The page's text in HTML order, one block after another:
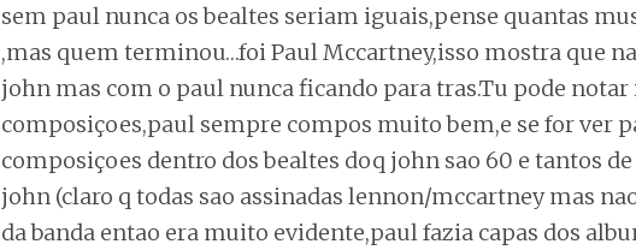
sem paul nunca os bealtes seriam iguais,pense quantas
,mas quem terminou…foi Paul Mccartney,isso mostra que
john mas com o paul nunca ficando para tras.Tu pode notar
composiçoes,paul sempre compos muito bem,e se for ver
composiçoes dentro dos bealtes doq john sao 60 e tantos
john (claro q todas sao assinadas lennon/mccartney mas
da banda entao era muito evidente,paul fazia capas dos